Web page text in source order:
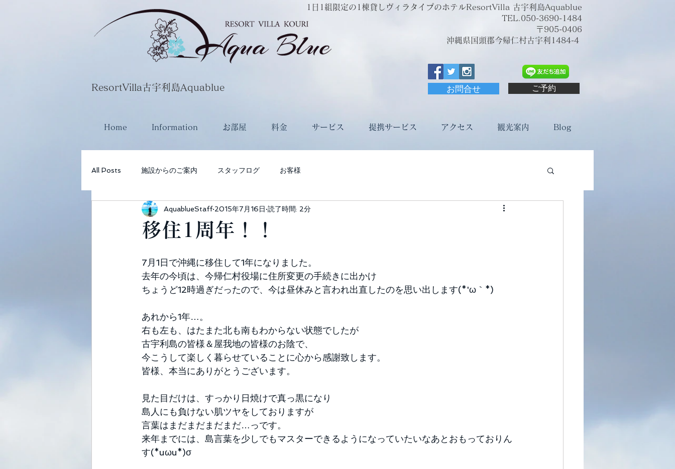
1日1組限定の1棟貸しヴィラタイプのホテルResortVilla 古宇利島Aquablue
TEL.050-3690-1484
〒905-0406
沖縄県国頭郡今帰仁村古宇利1484-4
​ResortVilla古宇利島Aquablue お問合せ ご予約
Home Information お部屋 料金 サービス 提携サービス アクセス 観光案内 Blog
All Posts 施設からのご案内 スタッフログ お客様
移住1周年！！
AquablueStaff 2015年7月16日 読了時間: 2分
7月1日で沖縄に移住して1年になりました。
去年の今頃は、今帰仁村役場に住所変更の手続きに出かけ
ちょうど12時過ぎだったので、今は昼休みと言われ出直したのを思い出します(*'ω｀*)ゞ
あれから1年…。
右も左も、はたまた北も南もわからない状態でしたが
古宇利島の皆様＆屋我地の皆様のお陰で、
今こうして楽しく暮らせていることに心から感謝致します。
皆様、本当にありがとうございます。
見た目だけは、すっかり日焼けで真っ黒になり
島人にも負けない肌ツヤをしておりますが
言葉はまだまだまだまだ…っです。
来年までには、島言葉を少しでもマスターできるようになっていたいなあとおもっておりん
す(*uωu*)σ